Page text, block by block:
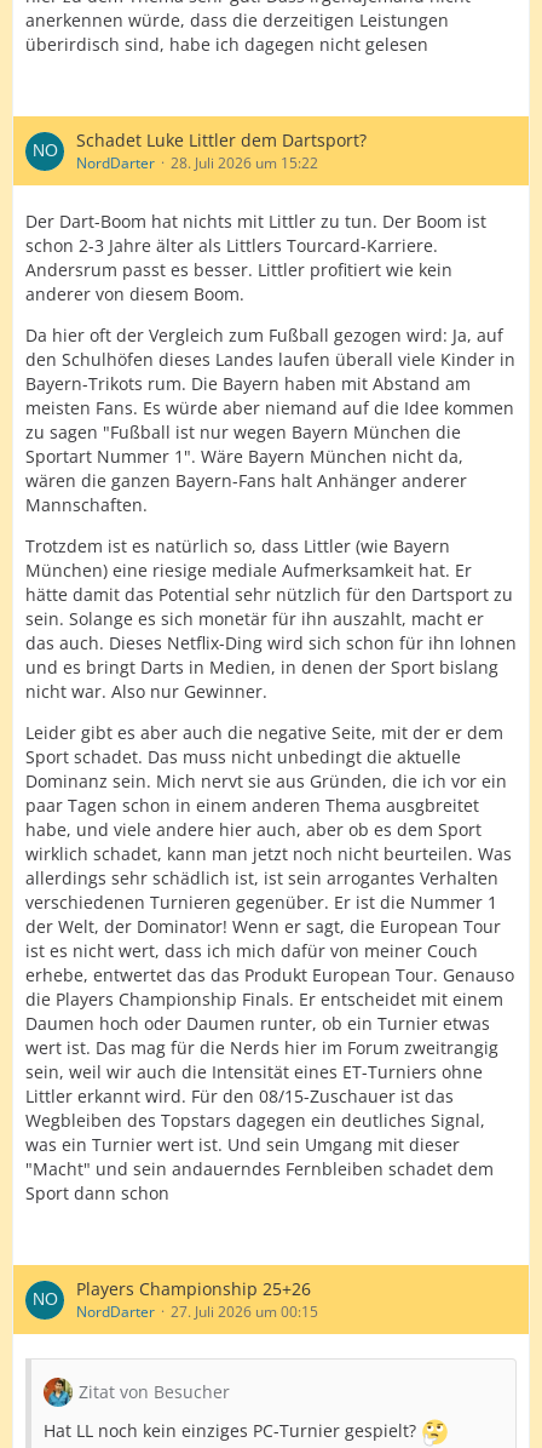
anerkennen würde, dass die derzeitigen Leistungen
überirdisch sind, habe ich dagegen nicht gelesen
Schadet Luke Littler dem Dartsport?
NordDarter 28. Juli 2026 um 15:22
Der Dart-Boom hat nichts mit Littler zu tun. Der Boom ist
schon 2-3 Jahre älter als Littlers Tourcard-Karriere.
Andersrum passt es besser. Littler profitiert wie kein
anderer von diesem Boom.
Da hier oft der Vergleich zum Fußball gezogen wird: Ja, auf
den Schulhöfen dieses Landes laufen überall viele Kinder in
Bayern-Trikots rum. Die Bayern haben mit Abstand am
meisten Fans. Es würde aber niemand auf die Idee kommen
zu sagen "Fußball ist nur wegen Bayern München die
Sportart Nummer 1". Wäre Bayern München nicht da,
wären die ganzen Bayern-Fans halt Anhänger anderer
Mannschaften.
Trotzdem ist es natürlich so, dass Littler (wie Bayern
München) eine riesige mediale Aufmerksamkeit hat. Er
hätte damit das Potential sehr nützlich für den Dartsport zu
sein. Solange es sich monetär für ihn auszahlt, macht er
das auch. Dieses Netflix-Ding wird sich schon für ihn lohnen
und es bringt Darts in Medien, in denen der Sport bislang
nicht war. Also nur Gewinner.
Leider gibt es aber auch die negative Seite, mit der er dem
Sport schadet. Das muss nicht unbedingt die aktuelle
Dominanz sein. Mich nervt sie aus Gründen, die ich vor ein
paar Tagen schon in einem anderen Thema ausgbreitet
habe, und viele andere hier auch, aber ob es dem Sport
wirklich schadet, kann man jetzt noch nicht beurteilen. Was
allerdings sehr schädlich ist, ist sein arrogantes Verhalten
verschiedenen Turnieren gegenüber. Er ist die Nummer 1
der Welt, der Dominator! Wenn er sagt, die European Tour
ist es nicht wert, dass ich mich dafür von meiner Couch
erhebe, entwertet das das Produkt European Tour. Genauso
die Players Championship Finals. Er entscheidet mit einem
Daumen hoch oder Daumen runter, ob ein Turnier etwas
wert ist. Das mag für die Nerds hier im Forum zweitrangig
sein, weil wir auch die Intensität eines ET-Turniers ohne
Littler erkannt wird. Für den 08/15-Zuschauer ist das
Wegbleiben des Topstars dagegen ein deutliches Signal,
was ein Turnier wert ist. Und sein Umgang mit dieser
"Macht" und sein andauerndes Fernbleiben schadet dem
Sport dann schon
Players Championship 25+26
NordDarter 27. Juli 2026 um 00:15
Zitat von Besucher
Hat LL noch kein einziges PC-Turnier gespielt?